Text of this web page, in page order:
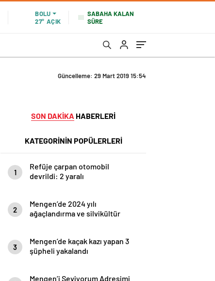
BOLU
27° AÇIK
SABAHA KALAN
SÜRE
Güncelleme: 29 Mart 2019 15:54
SON DAKİKA HABERLERİ
KATEGORİNİN POPÜLERLERİ
1
Refüje çarpan otomobil
devrildi: 2 yaralı
2
Mengen’de 2024 yılı
ağaçlandırma ve silvikültür
3
Mengen’de kaçak kazı yapan 3
şüpheli yakalandı
Mengen’i Seviyorum Adresimi